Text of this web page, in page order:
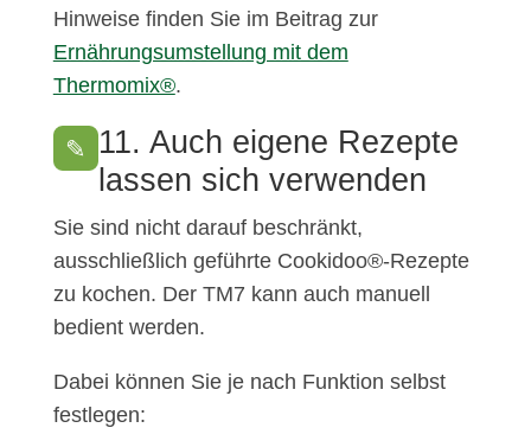
Hinweise finden Sie im Beitrag zur
Ernährungsumstellung mit dem
Thermomix®.
✎ 11. Auch eigene Rezepte
lassen sich verwenden
Sie sind nicht darauf beschränkt,
ausschließlich geführte Cookidoo®-Rezepte
zu kochen. Der TM7 kann auch manuell
bedient werden.
Dabei können Sie je nach Funktion selbst
festlegen: